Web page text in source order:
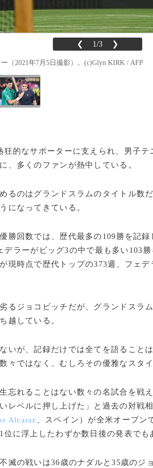
❮ 1/3 ❯
（2021年7月5日撮影）。(c)Glyn KIRK / AFP
狂的なサポーターに支えられ、男子
、多くのファンが熱中している。
るのはグランドスラムのタイトル数
になってきている。
勝回数では、歴代最多の109勝を記
デラーがビッグ3の中で最も多い103
現時点で歴代トップの373週、フェ
るジョコビッチだが、グランドスラ
越している。
いが、記録だけでは全てを語ること
々ではなく、むしろその優雅なスタ
忘れることはない数々の名試合を戦
レベルに押し上げた」と過去の対戦
Alcaraz
、スペイン）が全米オープ
位に浮上したわずか数日後の発表でも
滅の戦いは36歳のナダルと35歳のジ